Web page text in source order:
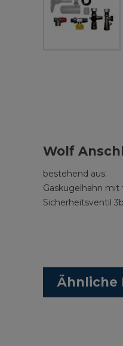
Wolf
bestehend aus:
Gaskugelhahn mit
Sicherheitsventil
Ähnliche